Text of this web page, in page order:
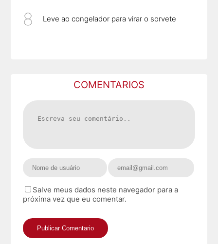
Leve ao congelador para virar o sorvete
COMENTARIOS
Salve meus dados neste navegador para a
próxima vez que eu comentar.